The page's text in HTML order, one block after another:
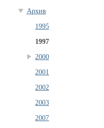
Архив
1995
1997
2000
2001
2002
2003
2007